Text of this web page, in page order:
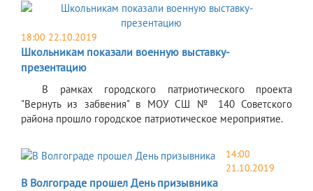
18:00 22.10.2019
Школьникам показали военную выставку-
презентацию
В рамках городского патриотического проекта
"Вернуть из забвения" в МОУ СШ № 140 Советского
района прошло городское патриотическое мероприятие.
14:00
21.10.2019
В Волгограде прошел День призывника